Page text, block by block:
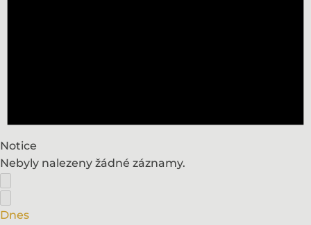
Notice
Nebyly nalezeny žádné záznamy.
Dnes